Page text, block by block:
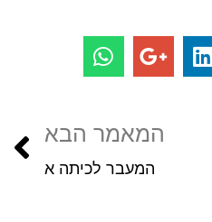
המאמר הבא
המעבר לכיתה א